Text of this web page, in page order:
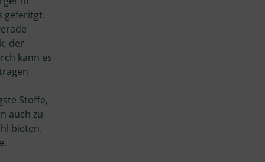
geferitgt.
der
kann es
Stoffe,
auch zu
bieten.